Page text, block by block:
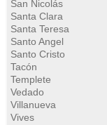
San Nicolás
Santa Clara
Santa Teresa
Santo Angel
Santo Cristo
Tacón
Templete
Vedado
Villanueva
Vives